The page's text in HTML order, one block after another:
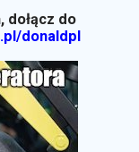
dołącz do
donaldpl